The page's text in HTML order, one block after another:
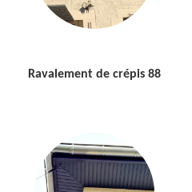
Ravalement de crépis 88